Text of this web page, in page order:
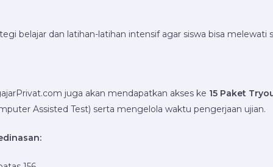
belajar dan latihan-latihan intensif agar siswa bisa melewati
juga akan mendapatkan akses ke 15 Paket
Assisted Test) serta mengelola waktu pengerjaan ujian.